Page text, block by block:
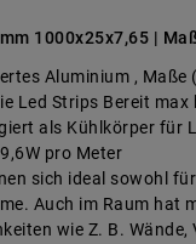
1000x25x7,65 |
Aluminium ,
Led Strips Bereit max
als Kühlkörper für
pro Meter
sich ideal sowohl
Auch im Raum hat
wie Z. B. Wände,